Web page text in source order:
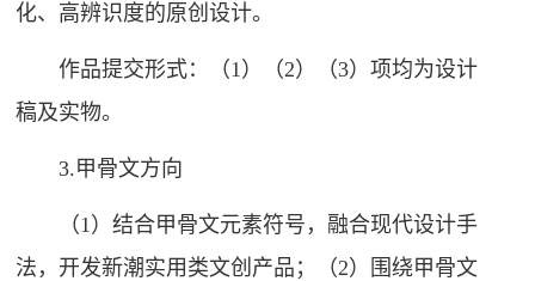
化、高辨识度的原创设计。
作品提交形式：（1）（2）（3）项均为设计
稿及实物。
3.甲骨文方向
（1）结合甲骨文元素符号，融合现代设计手
法，开发新潮实用类文创产品；（2）围绕甲骨文